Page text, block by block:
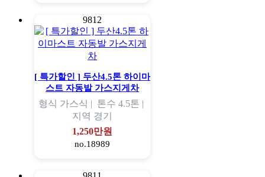
9812
[ 특가할인 ] 두산4.5톤 하이마
스트 자동발 가스지게차
형식 가스식 | 톤수 4.5톤 |
지역 경기
1,250만원
no.18989